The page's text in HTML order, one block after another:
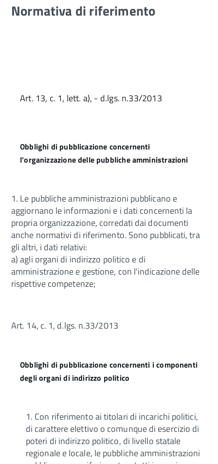
Normativa di riferimento
Art. 13, c. 1, lett. a), - d.lgs. n.33/2013
Obblighi di pubblicazione concernenti
l'organizzazione delle pubbliche amministrazioni
1. Le pubbliche amministrazioni pubblicano e
aggiornano le informazioni e i dati concernenti la
propria organizzazione, corredati dai documenti
anche normativi di riferimento. Sono pubblicati, tra
gli altri, i dati relativi:
a) agli organi di indirizzo politico e di
amministrazione e gestione, con l'indicazione delle
rispettive competenze;
Art. 14, c. 1, d.lgs. n.33/2013
Obblighi di pubblicazione concernenti i componenti
degli organi di indirizzo politico
1. Con riferimento ai titolari di incarichi politici,
di carattere elettivo o comunque di esercizio di
poteri di indirizzo politico, di livello statale
regionale e locale, le pubbliche amministrazioni